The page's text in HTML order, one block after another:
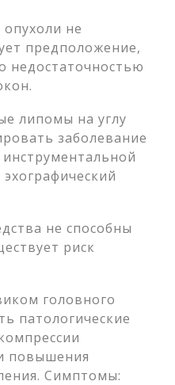
не
предположение,
недостаточностью
липомы на углу
заболевание
не способны
риск
головного
патологические
повышения
Симптомы: